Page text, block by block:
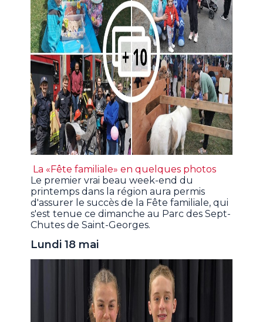
La «Fête familiale» en quelques photos
Le premier vrai beau week-end du
printemps dans la région aura permis
d'assurer le succès de la Fête familiale, qui
s'est tenue ce dimanche au Parc des Sept-
Chutes de Saint-Georges.
Lundi 18 mai